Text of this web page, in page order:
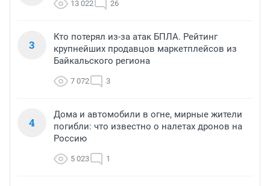
13 022 26
3
Кто потерял из-за атак БПЛА. Рейтинг
крупнейших продавцов маркетплейсов из
Байкальского региона
7 072 3
4
Дома и автомобили в огне, мирные жители
погибли: что известно о налетах дронов на
Россию
5 023 1